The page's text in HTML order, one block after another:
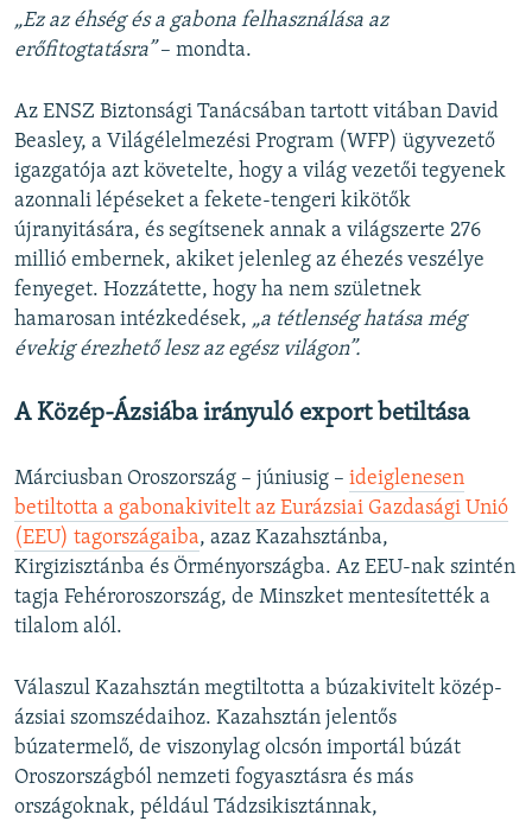
„Ez az éhség és a gabona felhasználása az
erőfitogtatásra”– mondta.
Az ENSZ Biztonsági Tanácsában tartott vitában David
Beasley, a Világélelmezési Program (WFP) ügyvezető
igazgatója azt követelte, hogy a világ vezetői tegyenek
azonnali lépéseket a fekete-tengeri kikötők
újranyitására, és segítsenek annak a világszerte 276
millió embernek, akiket jelenleg az éhezés veszélye
fenyeget. Hozzátette, hogy ha nem születnek
hamarosan intézkedések, „a tétlenség hatása még
évekig érezhető lesz az egész világon”.
A Közép-Ázsiába irányuló export betiltása
Márciusban Oroszország – júniusig – ideiglenesen
betiltotta a gabonakivitelt az Eurázsiai Gazdasági Unió
(EEU) tagországaiba, azaz Kazahsztánba,
Kirgizisztánba és Örményországba. Az EEU-nak szintén
tagja Fehéroroszország, de Minszket mentesítették a
tilalom alól.
Válaszul Kazahsztán megtiltotta a búzakivitelt közép-
ázsiai szomszédaihoz. Kazahsztán jelentős
búzatermelő, de viszonylag olcsón importál búzát
Oroszországból nemzeti fogyasztásra és más
országoknak, például Tádzsikisztánnak,